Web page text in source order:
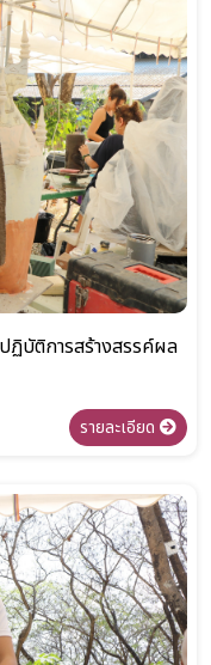
บัติการสร้างสรรค์ผล
รายละเอียด